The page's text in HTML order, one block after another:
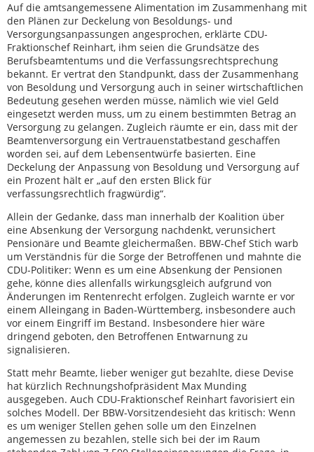
Auf die amtsangemessene Alimentation im Zusammenhang mit
den Plänen zur Deckelung von Besoldungs- und
Versorgungsanpassungen angesprochen, erklärte CDU-
Fraktionschef Reinhart, ihm seien die Grundsätze des
Berufsbeamtentums und die Verfassungsrechtsprechung
bekannt. Er vertrat den Standpunkt, dass der Zusammenhang
von Besoldung und Versorgung auch in seiner wirtschaftlichen
Bedeutung gesehen werden müsse, nämlich wie viel Geld
eingesetzt werden muss, um zu einem bestimmten Betrag an
Versorgung zu gelangen. Zugleich räumte er ein, dass mit der
Beamtenversorgung ein Vertrauenstatbestand geschaffen
worden sei, auf dem Lebensentwürfe basierten. Eine
Deckelung der Anpassung von Besoldung und Versorgung auf
ein Prozent hält er „auf den ersten Blick für
verfassungsrechtlich fragwürdig“.
Allein der Gedanke, dass man innerhalb der Koalition über
eine Absenkung der Versorgung nachdenkt, verunsichert
Pensionäre und Beamte gleichermaßen. BBW-Chef Stich warb
um Verständnis für die Sorge der Betroffenen und mahnte die
CDU-Politiker: Wenn es um eine Absenkung der Pensionen
gehe, könne dies allenfalls wirkungsgleich aufgrund von
Änderungen im Rentenrecht erfolgen. Zugleich warnte er vor
einem Alleingang in Baden-Württemberg, insbesondere auch
vor einem Eingriff im Bestand. Insbesondere hier wäre
dringend geboten, den Betroffenen Entwarnung zu
signalisieren.
Statt mehr Beamte, lieber weniger gut bezahlte, diese Devise
hat kürzlich Rechnungshofpräsident Max Munding
ausgegeben. Auch CDU-Fraktionschef Reinhart favorisiert ein
solches Modell. Der BBW-Vorsitzendesieht das kritisch: Wenn
es um weniger Stellen gehen solle um den Einzelnen
angemessen zu bezahlen, stelle sich bei der im Raum